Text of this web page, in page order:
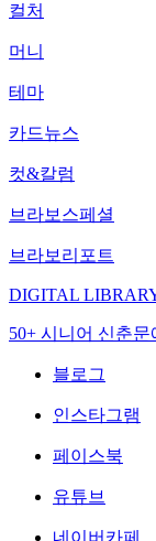
컬처
머니
테마
카드뉴스
컷&칼럼
브라보스페셜
브라보리포트
DIGITAL
50+ 시니어 신춘문
블로그
인스타그램
페이스북
유튜브